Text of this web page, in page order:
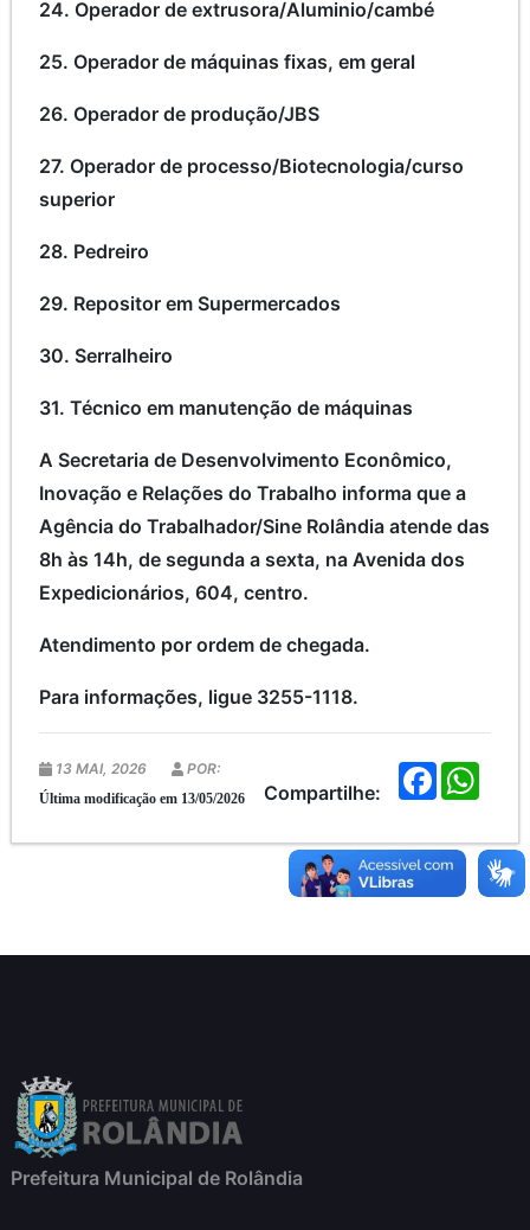
24. Operador de extrusora/Aluminio/cambé
25. Operador de máquinas fixas, em geral
26. Operador de produção/JBS
27. Operador de processo/Biotecnologia/curso
superior
28. Pedreiro
29. Repositor em Supermercados
30. Serralheiro
31. Técnico em manutenção de máquinas
A Secretaria de Desenvolvimento Econômico,
Inovação e Relações do Trabalho informa que a
Agência do Trabalhador/Sine Rolândia atende das
8h às 14h, de segunda a sexta, na Avenida dos
Expedicionários, 604, centro.
Atendimento por ordem de chegada.
Para informações, ligue 3255-1118.
Compartilhe:
F
a
b
o
k
s
A
p
p
13 MAI, 2026 POR:
Última modificação em 13/05/2026
Prefeitura Municipal de Rolândia